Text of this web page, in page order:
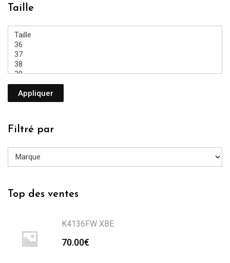
Taille
Appliquer
Filtré par
Top des ventes
K4136FW XBE
70.00€